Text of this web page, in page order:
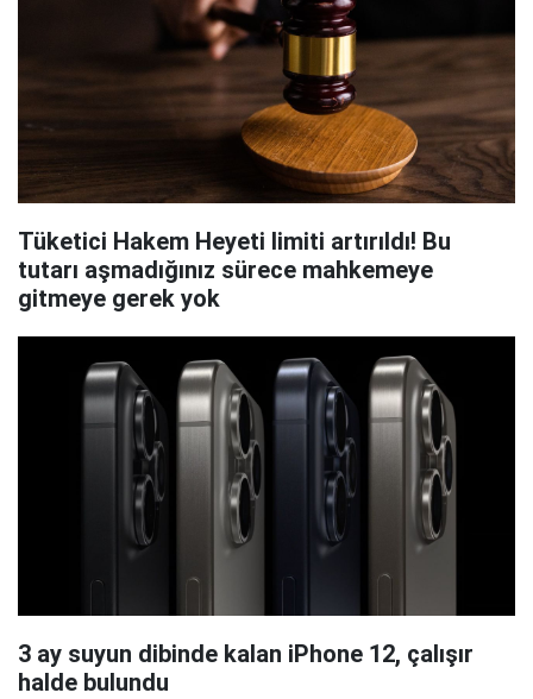
Tüketici Hakem Heyeti limiti artırıldı! Bu
tutarı aşmadığınız sürece mahkemeye
gitmeye gerek yok
3 ay suyun dibinde kalan iPhone 12, çalışır
halde bulundu